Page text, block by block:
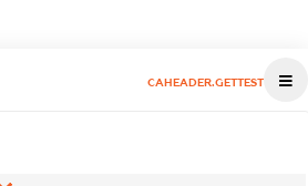
CAHEADER.GETTEST